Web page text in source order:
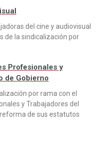
del cine y audiovisual
de la sindicalización por
Profesionales y
de Gobierno
por rama con el
y Trabajadores del
de sus estatutos